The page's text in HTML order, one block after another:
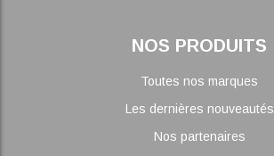
NOS PRODUITS
Toutes nos marques
Les dernières nouveautés
Nos partenaires